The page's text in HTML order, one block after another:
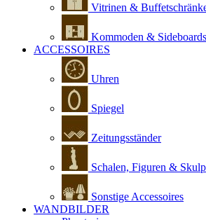
Vitrinen &
Kommoden & Sideboards
ACCESSOIRES
Uhren
Spiegel
Zeitungsständer
Schalen, Figuren &
Sonstige Accessoires
WANDBILDER